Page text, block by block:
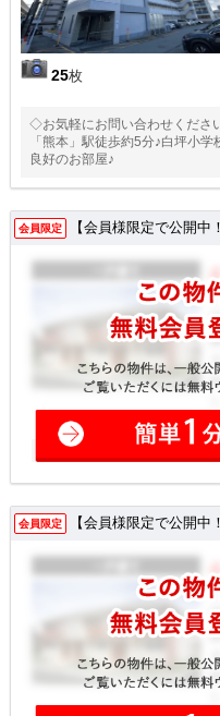
25枚
◇お気軽にお問い合わせくださ
「熊本」駅徒歩約5分♪白坪小
良好のお部屋♪
会員限定 【会員様限定で公開中
会員限定 【会員様限定で公開中